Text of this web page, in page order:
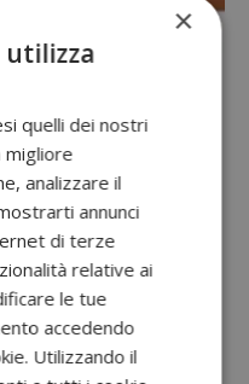
gratis (solo per
ti regala 2 boxer in omaggio
senza…
×
utilizza
quelli dei nostri
migliore
analizzare il
annunci
di terze
relative ai
le tue
accedendo
Utilizzando il